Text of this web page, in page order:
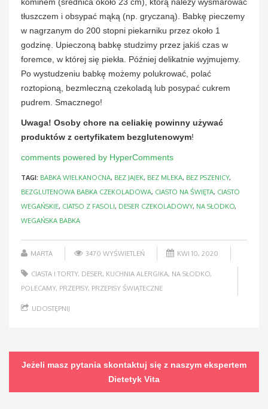
tłuszczem i obsypać mąką (np. gryczaną). Babkę pieczemy
w nagrzanym do 200 stopni piekarniku przez około 1
godzinę. Upieczoną babkę studzimy przez jakiś czas w
foremce, w której się piekła. Później delikatnie wyjmujemy.
Po wystudzeniu babkę możemy polukrować, polać
roztopioną, bezmleczną czekoladą lub posypać cukrem
pudrem. Smacznego!
Uwaga! Osoby chore na celiakię powinny używać
produktów z certyfikatem bezglutenowym!
comments powered by HyperComments
TAGI: BABKA WIELKANOCNA, BEZ JAJEK, BEZ MLEKA, BEZ PSZENICY,
BEZGLUTENOWA BABKA CZEKOLADOWA, CIASTO NA ŚWIĘTA, CIASTO
WEGAŃSKIE, CIATSO Z FASOLI, DESER CZEKOLADOWY, NA SŁODKO,
WEGAŃSKA BABKA
MARTA 3470 WYŚWIETLEŃ KWI 10, 2020
CIASTA I TORTY, DESER, KUCHNIA ALERGIKA, NA SŁODKO,
POLECAMY, PRZEPISY, PRZEPISY ŚWIĄTECZNE
UDOSTĘPNIJ
Jeżeli masz pytania skontaktuj się z naszym ekspertem
Dietetyk Vita